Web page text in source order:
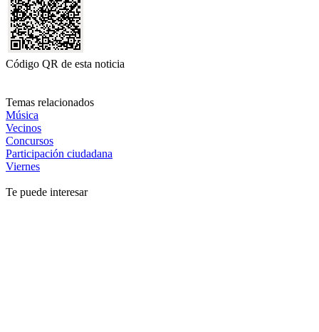
Código QR de esta noticia
Temas relacionados
Música
Vecinos
Concursos
Participación ciudadana
Viernes
Te puede interesar